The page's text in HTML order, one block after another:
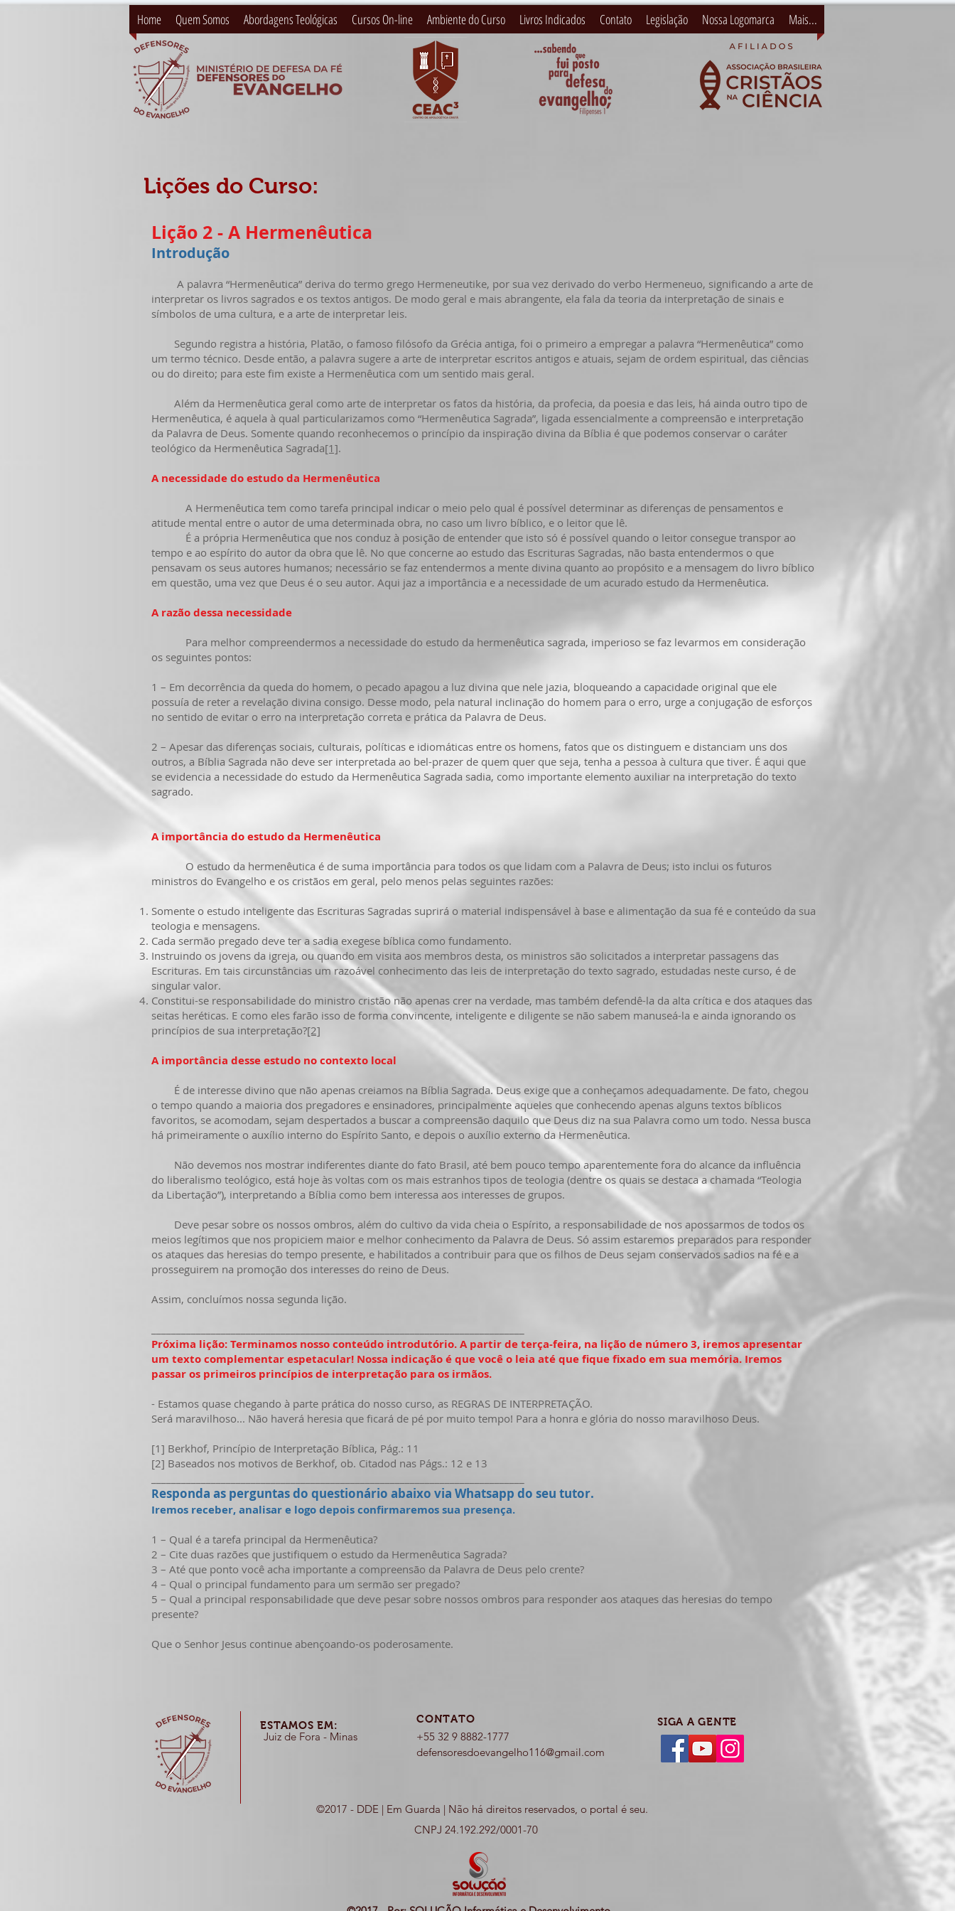
Home Quem Somos Abordagens Teológicas Cursos On-line Ambiente do Curso Livros Indicados Contato Legislação Nossa Logomarca Mais...
Lições do Curso:
Lição 2 - A Hermenêutica
Introdução
A palavra “Hermenêutica” deriva do termo grego Hermeneutike, por sua vez derivado do verbo Hermeneuo, significando a arte de
interpretar os livros sagrados e os textos antigos. De modo geral e mais abrangente, ela fala da teoria da interpretação de sinais e
símbolos de uma cultura, e a arte de interpretar leis.
Segundo registra a história, Platão, o famoso filósofo da Grécia antiga, foi o primeiro a empregar a palavra “Hermenêutica” como
um termo técnico. Desde então, a palavra sugere a arte de interpretar escritos antigos e atuais, sejam de ordem espiritual, das ciências
ou do direito; para este fim existe a Hermenêutica com um sentido mais geral.
Além da Hermenêutica geral como arte de interpretar os fatos da história, da profecia, da poesia e das leis, há ainda outro tipo de
Hermenêutica, é aquela à qual particularizamos como “Hermenêutica Sagrada”, ligada essencialmente a compreensão e interpretação
da Palavra de Deus. Somente quando reconhecemos o princípio da inspiração divina da Bíblia é que podemos conservar o caráter
teológico da Hermenêutica Sagrada[1].
A necessidade do estudo da Hermenêutica
A Hermenêutica tem como tarefa principal indicar o meio pelo qual é possível determinar as diferenças de pensamentos e
atitude mental entre o autor de uma determinada obra, no caso um livro bíblico, e o leitor que lê.
É a própria Hermenêutica que nos conduz à posição de entender que isto só é possível quando o leitor consegue transpor ao
tempo e ao espírito do autor da obra que lê. No que concerne ao estudo das Escrituras Sagradas, não basta entendermos o que
pensavam os seus autores humanos; necessário se faz entendermos a mente divina quanto ao propósito e a mensagem do livro bíblico
em questão, uma vez que Deus é o seu autor. Aqui jaz a importância e a necessidade de um acurado estudo da Hermenêutica.
A razão dessa necessidade
Para melhor compreendermos a necessidade do estudo da hermenêutica sagrada, imperioso se faz levarmos em consideração
os seguintes pontos:
1 – Em decorrência da queda do homem, o pecado apagou a luz divina que nele jazia, bloqueando a capacidade original que ele
possuía de reter a revelação divina consigo. Desse modo, pela natural inclinação do homem para o erro, urge a conjugação de esforços
no sentido de evitar o erro na interpretação correta e prática da Palavra de Deus.
2 – Apesar das diferenças sociais, culturais, políticas e idiomáticas entre os homens, fatos que os distinguem e distanciam uns dos
outros, a Bíblia Sagrada não deve ser interpretada ao bel-prazer de quem quer que seja, tenha a pessoa à cultura que tiver. É aqui que
se evidencia a necessidade do estudo da Hermenêutica Sagrada sadia, como importante elemento auxiliar na interpretação do texto
sagrado.
A importância do estudo da Hermenêutica
O estudo da hermenêutica é de suma importância para todos os que lidam com a Palavra de Deus; isto inclui os futuros
ministros do Evangelho e os cristãos em geral, pelo menos pelas seguintes razões:
Somente o estudo inteligente das Escrituras Sagradas suprirá o material indispensável à base e alimentação da sua fé e conteúdo da sua
teologia e mensagens.
Cada sermão pregado deve ter a sadia exegese bíblica como fundamento.
Instruindo os jovens da igreja, ou quando em visita aos membros desta, os ministros são solicitados a interpretar passagens das
Escrituras. Em tais circunstâncias um razoável conhecimento das leis de interpretação do texto sagrado, estudadas neste curso, é de
singular valor.
Constitui-se responsabilidade do ministro cristão não apenas crer na verdade, mas também defendê-la da alta crítica e dos ataques das
seitas heréticas. E como eles farão isso de forma convincente, inteligente e diligente se não sabem manuseá-la e ainda ignorando os
princípios de sua interpretação?[2]
A importância desse estudo no contexto local
É de interesse divino que não apenas creiamos na Bíblia Sagrada. Deus exige que a conheçamos adequadamente. De fato, chegou
o tempo quando a maioria dos pregadores e ensinadores, principalmente aqueles que conhecendo apenas alguns textos bíblicos
favoritos, se acomodam, sejam despertados a buscar a compreensão daquilo que Deus diz na sua Palavra como um todo. Nessa busca
há primeiramente o auxílio interno do Espírito Santo, e depois o auxílio externo da Hermenêutica.
Não devemos nos mostrar indiferentes diante do fato Brasil, até bem pouco tempo aparentemente fora do alcance da influência
do liberalismo teológico, está hoje às voltas com os mais estranhos tipos de teologia (dentre os quais se destaca a chamada “Teologia
da Libertação”), interpretando a Bíblia como bem interessa aos interesses de grupos.
Deve pesar sobre os nossos ombros, além do cultivo da vida cheia o Espírito, a responsabilidade de nos apossarmos de todos os
meios legítimos que nos propiciem maior e melhor conhecimento da Palavra de Deus. Só assim estaremos preparados para responder
os ataques das heresias do tempo presente, e habilitados a contribuir para que os filhos de Deus sejam conservados sadios na fé e a
prosseguirem na promoção dos interesses do reino de Deus.
Assim, concluímos nossa segunda lição.
Próxima lição: Terminamos nosso conteúdo introdutório. A partir de terça-feira, na lição de número 3, iremos apresentar
um texto complementar espetacular! Nossa indicação é que você o leia até que fique fixado em sua memória. Iremos
passar os primeiros princípios de interpretação para os irmãos.
- Estamos quase chegando à parte prática do nosso curso, as REGRAS DE INTERPRETAÇÃO.
Será maravilhoso... Não haverá heresia que ficará de pé por muito tempo! Para a honra e glória do nosso maravilhoso Deus.
[1] Berkhof, Princípio de Interpretação Bíblica, Pág.: 11
[2] Baseados nos motivos de Berkhof, ob. Citadod nas Págs.: 12 e 13
Responda as perguntas do questionário abaixo via Whatsapp do seu tutor.
Iremos receber, analisar e logo depois confirmaremos sua presença.
1 – Qual é a tarefa principal da Hermenêutica?
2 – Cite duas razões que justifiquem o estudo da Hermenêutica Sagrada?
3 – Até que ponto você acha importante a compreensão da Palavra de Deus pelo crente?
4 – Qual o principal fundamento para um sermão ser pregado?
5 – Qual a principal responsabilidade que deve pesar sobre nossos ombros para responder aos ataques das heresias do tempo
presente?
Que o Senhor Jesus continue abençoando-os poderosamente.
ESTAMOS EM:
Juiz de Fora - Minas
CONTATO
+55 32 9 8882-1777
defensoresdoevangelho116@gmail.com
SIGA A GENTE
©2017 - DDE | Em Guarda | Não há direitos reservados, o portal é seu.
CNPJ 24.192.292/0001-70